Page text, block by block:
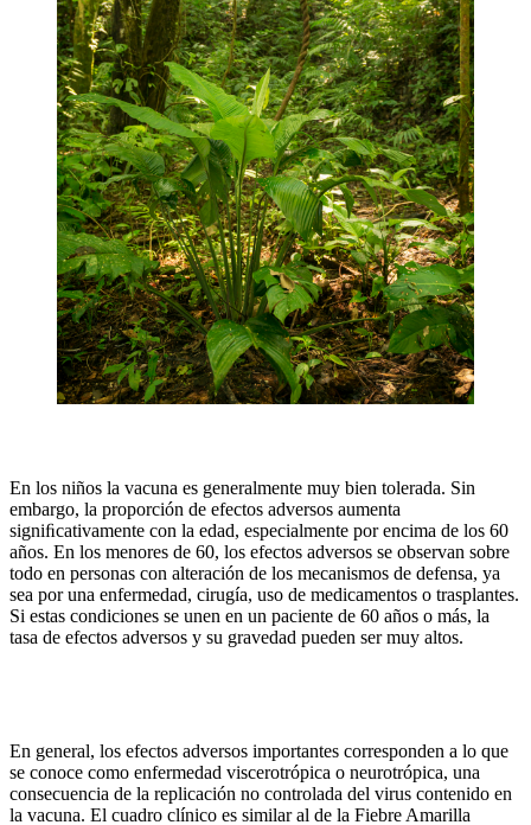
En los niños la vacuna es generalmente muy bien tolerada. Sin
embargo, la proporción de efectos adversos aumenta
signiﬁcativamente con la edad, especialmente por encima de los 60
años. En los menores de 60, los efectos adversos se observan sobre
todo en personas con alteración de los mecanismos de defensa, ya
sea por una enfermedad, cirugía, uso de medicamentos o trasplantes.
Si estas condiciones se unen en un paciente de 60 años o más, la
tasa de efectos adversos y su gravedad pueden ser muy altos.
En general, los efectos adversos importantes corresponden a lo que
se conoce como enfermedad viscerotrópica o neurotrópica, una
consecuencia de la replicación no controlada del virus contenido en
la vacuna. El cuadro clínico es similar al de la Fiebre Amarilla